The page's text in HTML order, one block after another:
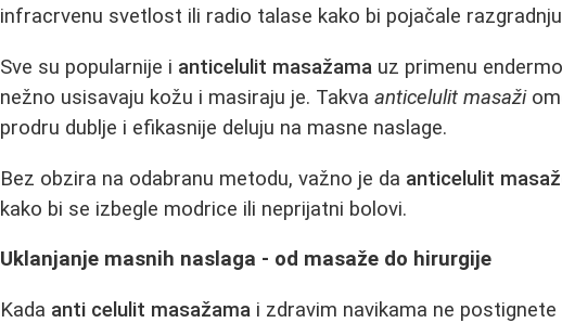
infracrvenu svetlost ili radio talase kako bi pojačale
Sve su popularnije i anticelulit masažama uz primenu
nežno usisavaju kožu i masiraju je. Takvaanticelulit masaži
prodru dublje i efikasnije deluju na masne naslage.
Bez obzira na odabranu metodu, važno je da anticelulit
kako bi se izbegle modrice ili neprijatni bolovi.
Uklanjanje masnih naslaga - od masaže do hirurgije
Kada anti celulit masažama i zdravim navikama ne